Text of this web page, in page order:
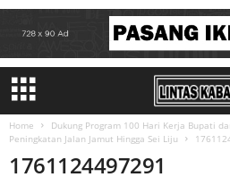
Home
Dukung Program 100 Hari Kerja Bupati
Peningkatan Jalan Jamut Hingga Sei Liju
1761124497291